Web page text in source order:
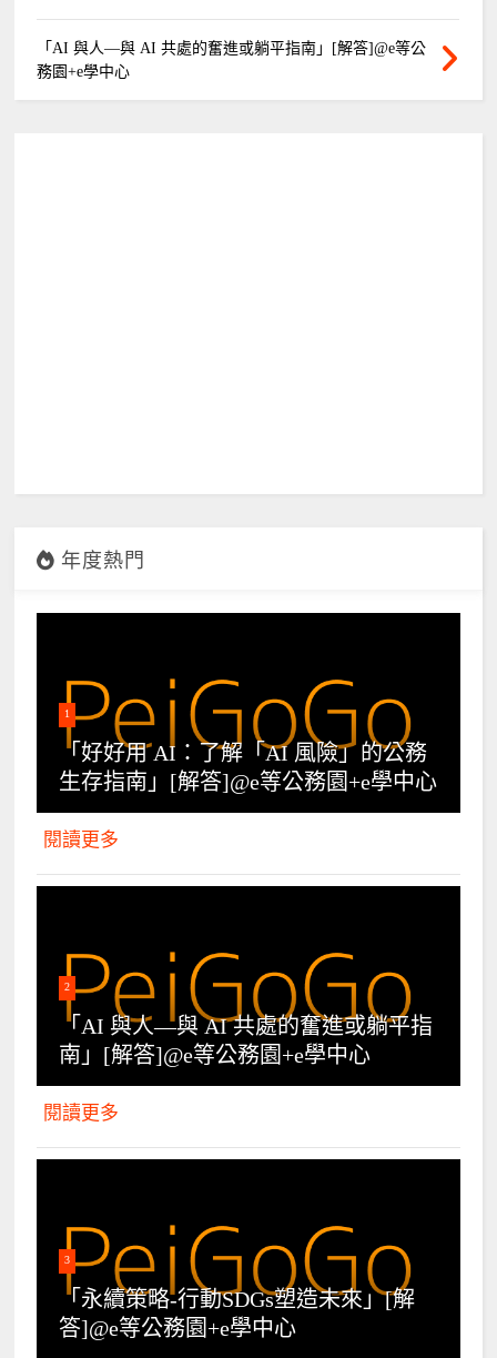
「AI 與人—與 AI 共處的奮進或躺平指南」[解答]@e等公
務園+e學中心
年度熱門
1
「好好用 AI：了解「AI 風險」的公務
生存指南」[解答]@e等公務園+e學中心
閱讀更多
2
「AI 與人—與 AI 共處的奮進或躺平指
南」[解答]@e等公務園+e學中心
閱讀更多
3
「永續策略-行動SDGs塑造未來」[解
答]@e等公務園+e學中心